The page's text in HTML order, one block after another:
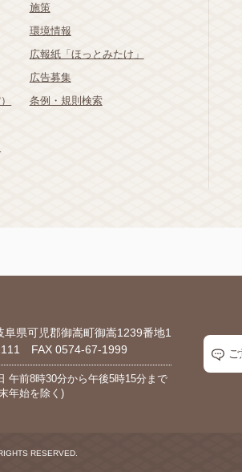
施策
環境情報
広報紙「ほっとみたけ」
広告募集
条例・規則検索
県可児郡御嵩町御嵩1239番地1
FAX 0574-67-1999
午前8時30分から午後5時15分まで
年始を除く)
RESERVED.